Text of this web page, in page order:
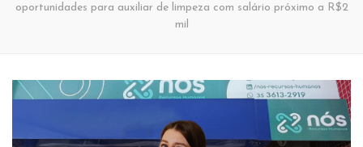
oportunidades para auxiliar de limpeza com salário próximo a R$2
mil